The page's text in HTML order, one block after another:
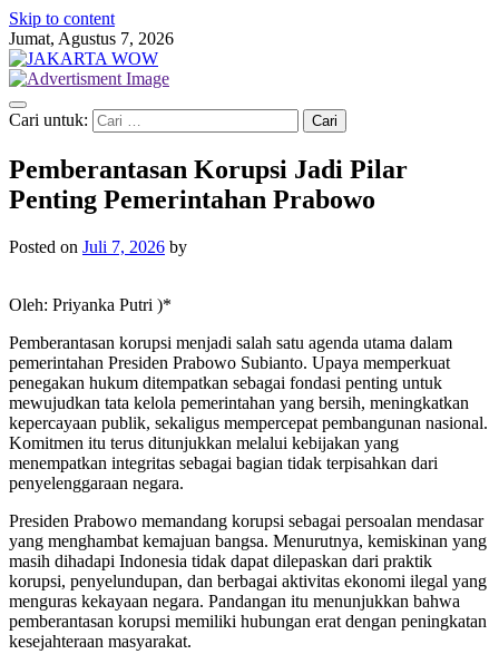
Skip to content
Jumat, Agustus 7, 2026
Cari untuk:
Pemberantasan Korupsi Jadi Pilar
Penting Pemerintahan Prabowo
Posted on Juli 7, 2026 by
Oleh: Priyanka Putri )*
Pemberantasan korupsi menjadi salah satu agenda utama dalam
pemerintahan Presiden Prabowo Subianto. Upaya memperkuat
penegakan hukum ditempatkan sebagai fondasi penting untuk
mewujudkan tata kelola pemerintahan yang bersih, meningkatkan
kepercayaan publik, sekaligus mempercepat pembangunan nasional.
Komitmen itu terus ditunjukkan melalui kebijakan yang
menempatkan integritas sebagai bagian tidak terpisahkan dari
penyelenggaraan negara.
Presiden Prabowo memandang korupsi sebagai persoalan mendasar
yang menghambat kemajuan bangsa. Menurutnya, kemiskinan yang
masih dihadapi Indonesia tidak dapat dilepaskan dari praktik
korupsi, penyelundupan, dan berbagai aktivitas ekonomi ilegal yang
menguras kekayaan negara. Pandangan itu menunjukkan bahwa
pemberantasan korupsi memiliki hubungan erat dengan peningkatan
kesejahteraan masyarakat.